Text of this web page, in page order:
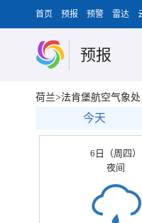
首页 预报 预警 雷达
预报
荷兰>法肯堡航空气象处
今天
6日（周四）
夜间